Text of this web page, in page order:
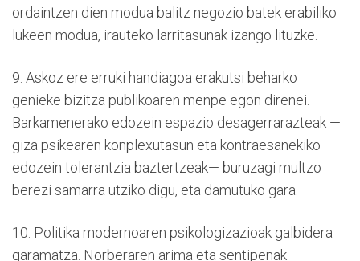
ordaintzen dien modua balitz negozio batek erabiliko
lukeen modua, irauteko larritasunak izango lituzke.
9. Askoz ere erruki handiagoa erakutsi beharko
genieke bizitza publikoaren menpe egon direnei.
Barkamenerako edozein espazio desagerrarazteak —
giza psikearen konplexutasun eta kontraesanekiko
edozein tolerantzia baztertzeak— buruzagi multzo
berezi samarra utziko digu, eta damutuko gara.
10. Politika modernoaren psikologizazioak galbidera
garamatza. Norberaren arima eta sentipenak